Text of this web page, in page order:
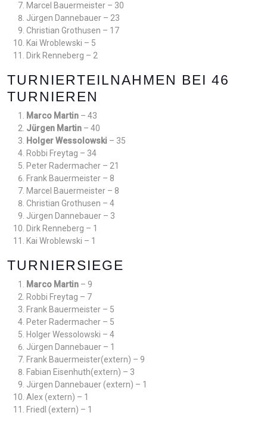
Marcel Bauermeister – 30
Jürgen Dannebauer – 23
Christian Grothusen – 17
Kai Wroblewski – 5
Dirk Renneberg – 2
TURNIERTEILNAHMEN BEI 46
TURNIEREN
Marco Martin – 43
Jürgen Martin – 40
Holger Wessolowski – 35
Robbi Freytag – 34
Peter Radermacher – 21
Frank Bauermeister – 8
Marcel Bauermeister – 8
Christian Grothusen – 4
Jürgen Dannebauer – 3
Dirk Renneberg – 1
Kai Wroblewski – 1
TURNIERSIEGE
Marco Martin – 9
Robbi Freytag – 7
Frank Bauermeister – 5
Peter Radermacher – 5
Holger Wessolowski – 4
Jürgen Dannebauer – 1
Frank Bauermeister(extern) – 9
Fabian Eisenhuth(extern) – 3
Jürgen Dannebauer (extern) – 1
Alex (extern) – 1
Friedl (extern) – 1